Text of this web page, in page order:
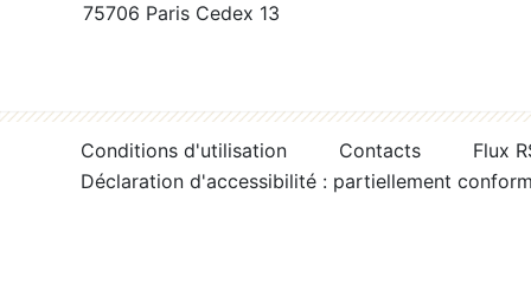
75706 Paris Cedex 13
Conditions d'utilisation Contacts
Flux
Déclaration d'accessibilité : partiellement